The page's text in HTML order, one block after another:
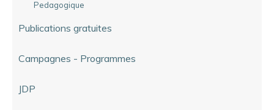
Pedagogique
Publications gratuites
Campagnes - Programmes
JDP